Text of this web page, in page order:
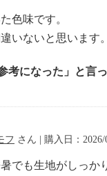
色味です。
いないと思います。
考になった」と言
フ さん | 購入日：2026/
でも生地がしっか